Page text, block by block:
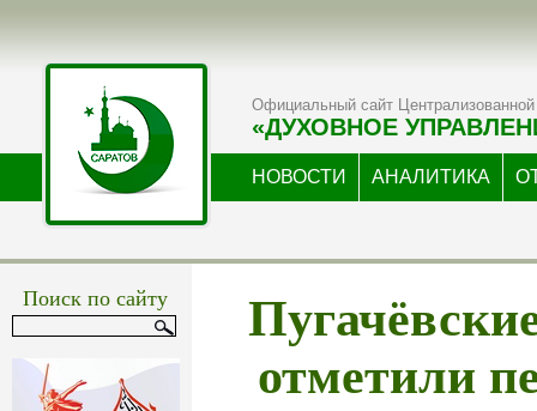
Официальный сайт Централизованной
«ДУХОВНОЕ
НОВОСТИ АНАЛИТИКА
Поиск по сайту
отметили